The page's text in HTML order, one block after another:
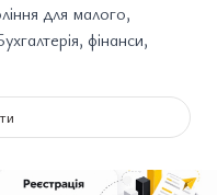
для малого,
фінанси,